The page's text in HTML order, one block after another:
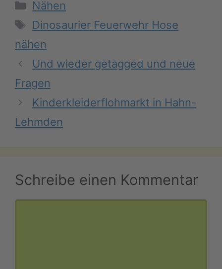
Kategorien
Nähen
Schlagwörter
Dinosaurier Feuerwehr Hose
nähen
Und wieder getagged und neue
Fragen
Kinderkleiderflohmarkt in Hahn-
Lehmden
Schreibe einen Kommentar